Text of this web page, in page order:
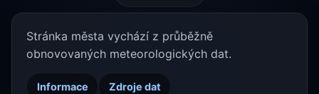
Stránka města vychází z průběžně
obnovovaných meteorologických dat.
Informace Zdroje dat